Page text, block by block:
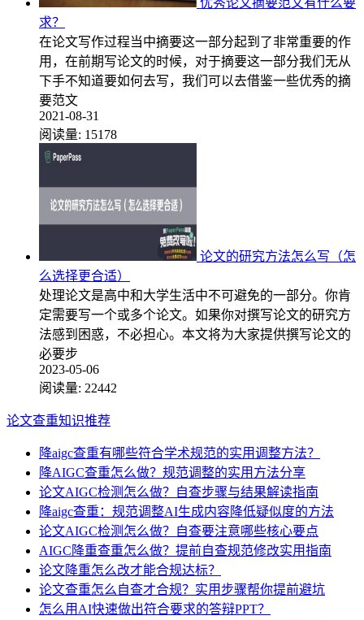
求？
在论文写作过程当中摘要这一部分起到了非常重要的作
用，在前期写论文的时候，对于摘要这一部分我们无从
下手不知道要如何去写，我们可以去借鉴一些优秀的摘
要范文
2021-08-31
阅读量: 15178
论文的研究方法怎么写（怎
么选择更合适）
处理论文是高中和大学生活中不可避免的一部分。你肯
定需要写一个或多个论文。如果你对撰写论文的研究方
法感到困惑，不必担心。本文将为大家提供撰写论文的
必要步
2023-05-06
阅读量: 22442
论文查重知识推荐
降aigc查重有哪些符合学术规范的实用调整方法？
降AIGC查重怎么做？规范调整的实用方法分享
论文AIGC检测怎么做？自查步骤与结果解读指南
降aigc查重：规范调整AI生成内容降低疑似度的方法
论文AIGC检测怎么做？自查要注意哪些核心要点
AIGC降重查重怎么做？提前自查规范修改实用指南
论文降重怎么改才能合规达标？
论文查重怎么自查才合规？实用步骤帮你提前避坑
怎么用AI快速做出符合要求的答辩PPT？